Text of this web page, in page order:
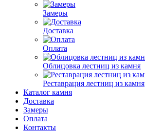
Замеры
Доставка
Оплата
Облицовка лестниц из камня
Реставрация лестниц из камня
Каталог камня
Доставка
Замеры
Оплата
Контакты